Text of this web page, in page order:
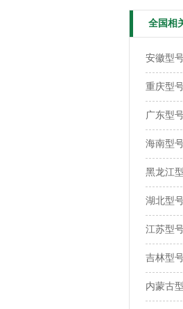
全国相
安徽型
重庆型
广东型
海南型
黑龙江
湖北型
江苏型
吉林型
内蒙古